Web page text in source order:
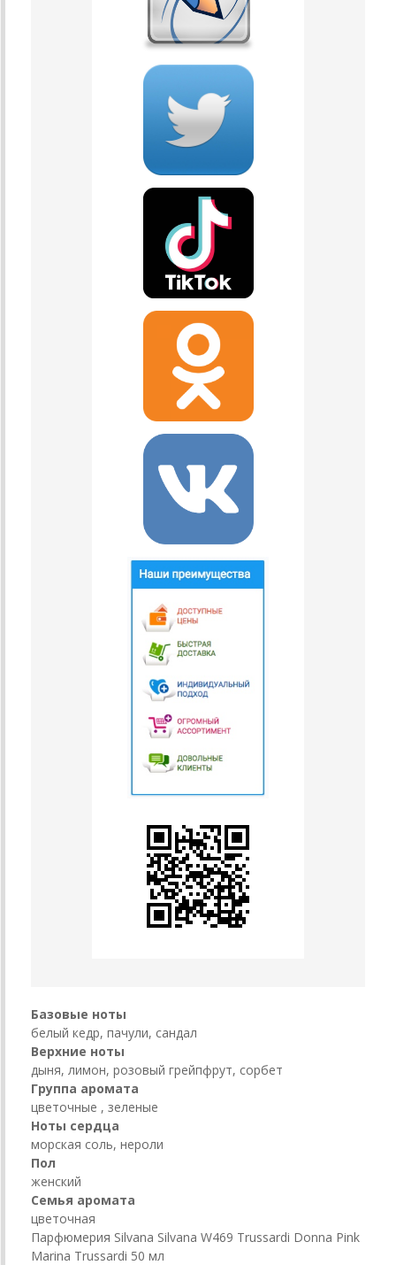
Базовые ноты
белый кедр, пачули, сандал
Верхние ноты
дыня, лимон, розовый грейпфрут, сорбет
Группа аромата
цветочные , зеленые
Ноты сердца
морская соль, нероли
Пол
женский
Семья аромата
цветочная
Парфюмерия Silvana Silvana W469 Trussardi Donna Pink
Marina Trussardi 50 мл